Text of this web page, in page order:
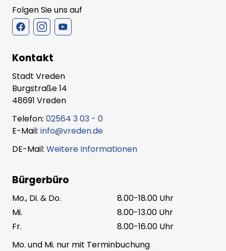
Folgen Sie uns auf
Kontakt
Stadt Vreden
Burgstraße 14
48691 Vreden
Telefon: 02564 3 03 - 0
E-Mail: info@vreden.de
DE-Mail: Weitere Informationen
Bürgerbüro
Mo., Di. & Do.
8.00-18.00 Uhr
Mi.
8.00-13.00 Uhr
Fr.
8.00-16.00 Uhr
Mo. und Mi. nur mit Terminbuchung